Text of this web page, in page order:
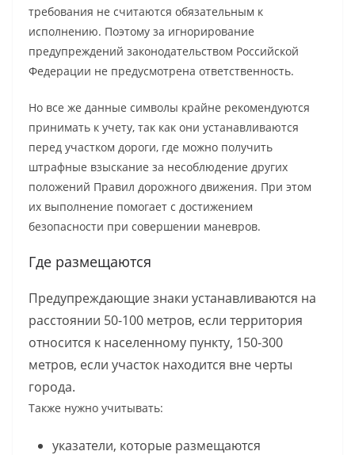
требования не считаются обязательным к
исполнению. Поэтому за игнорирование
предупреждений законодательством Российской
Федерации не предусмотрена ответственность.
Но все же данные символы крайне рекомендуются
принимать к учету, так как они устанавливаются
перед участком дороги, где можно получить
штрафные взыскание за несоблюдение других
положений Правил дорожного движения. При этом
их выполнение помогает с достижением
безопасности при совершении маневров.
Где размещаются
Предупреждающие знаки устанавливаются на
расстоянии 50-100 метров, если территория
относится к населенному пункту, 150-300
метров, если участок находится вне черты
города.
Также нужно учитывать:
указатели, которые размещаются